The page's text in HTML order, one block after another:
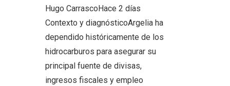
Hugo Carrasco Hace 2 días
Contexto y diagnósticoArgelia ha
dependido históricamente de los
hidrocarburos para asegurar su
principal fuente de divisas,
ingresos fiscales y empleo